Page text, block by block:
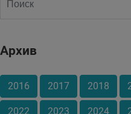
Архив
2016 2017 2018
2022 2023 2024